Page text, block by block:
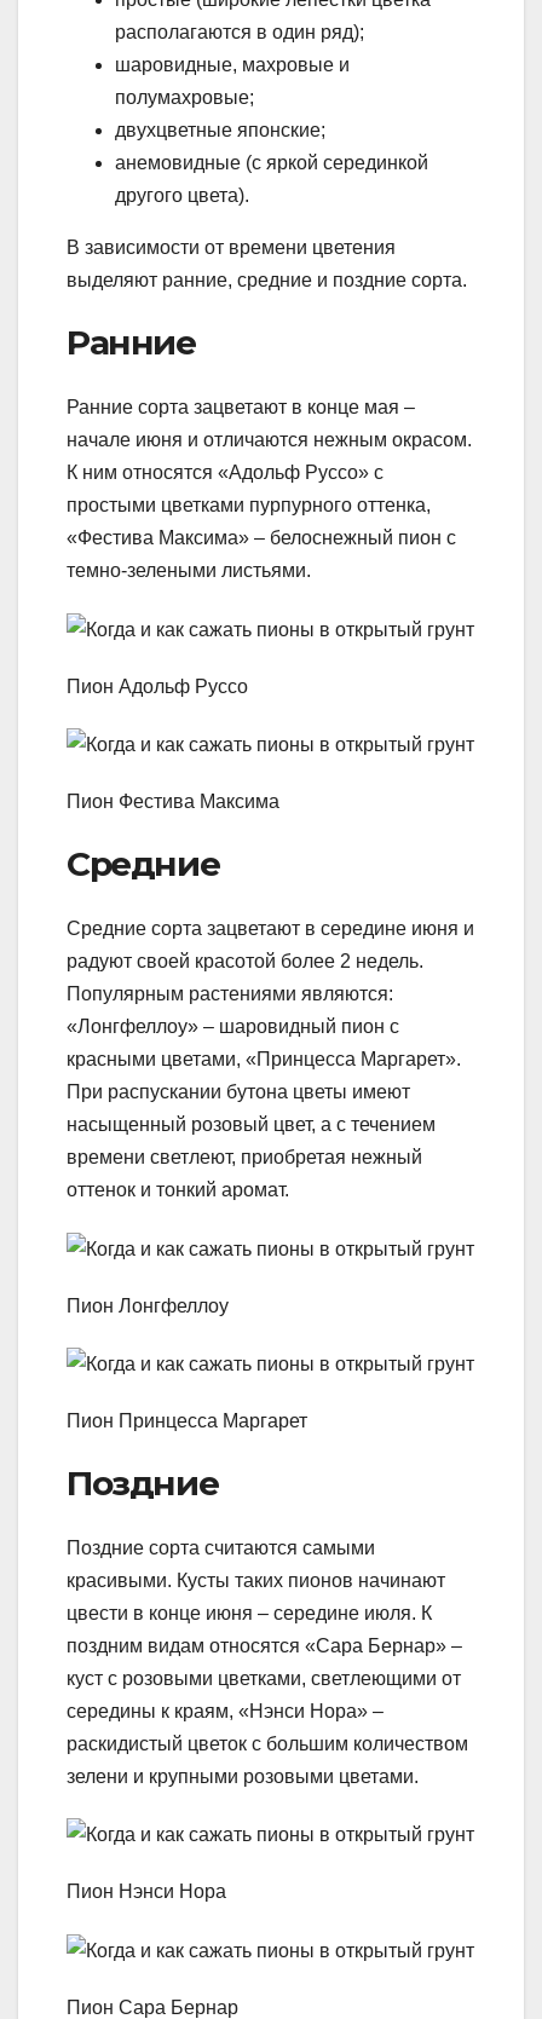
располагаются в один ряд);
шаровидные, махровые и
полумахровые;
двухцветные японские;
анемовидные (с яркой серединкой
другого цвета).
В зависимости от времени цветения
выделяют ранние, средние и поздние сорта.
Ранние
Ранние сорта зацветают в конце мая –
начале июня и отличаются нежным окрасом.
К ним относятся «Адольф Руссо» с
простыми цветками пурпурного оттенка,
«Фестива Максима» – белоснежный пион с
темно-зелеными листьями.
Пион Адольф Руссо
Пион Фестива Максима
Средние
Средние сорта зацветают в середине июня и
радуют своей красотой более 2 недель.
Популярным растениями являются:
«Лонгфеллоу» – шаровидный пион с
красными цветами, «Принцесса Маргарет».
При распускании бутона цветы имеют
насыщенный розовый цвет, а с течением
времени светлеют, приобретая нежный
оттенок и тонкий аромат.
Пион Лонгфеллоу
Пион Принцесса Маргарет
Поздние
Поздние сорта считаются самыми
красивыми. Кусты таких пионов начинают
цвести в конце июня – середине июля. К
поздним видам относятся «Сара Бернар» –
куст с розовыми цветками, светлеющими от
середины к краям, «Нэнси Нора» –
раскидистый цветок с большим количеством
зелени и крупными розовыми цветами.
Пион Нэнси Нора
Пион Сара Бернар